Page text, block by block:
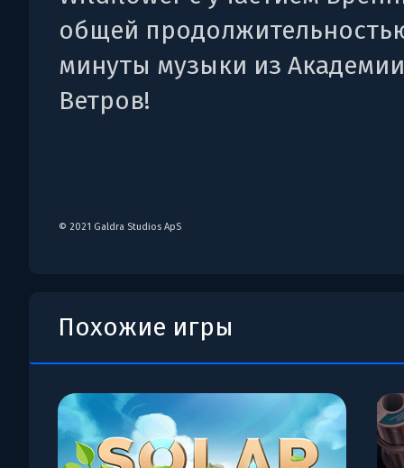
общей
минуты музыки из
Ветров!
© 2021 Galdra Studios ApS
Похожие игры